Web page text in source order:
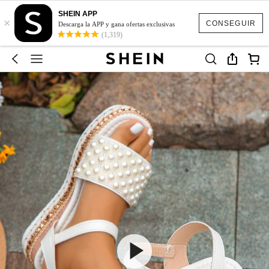
CONSEGUIR
×
SHEIN APP
Descarga la APP y gana ofertas exclusivas
(1,319)